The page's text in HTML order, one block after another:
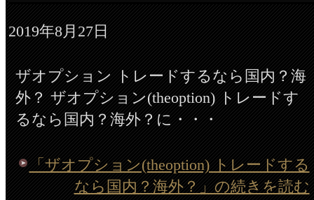
2019年8月27日
ザオプション トレードするなら国内？海
外？ ザオプション(theoption) トレードす
るなら国内？海外？に・・・
「ザオプション(theoption) トレードする
なら国内？海外？」の続きを読む